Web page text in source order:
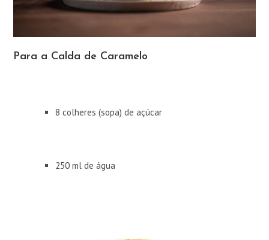
Para a Calda de Caramelo
8 colheres (sopa) de açúcar
250 ml de água